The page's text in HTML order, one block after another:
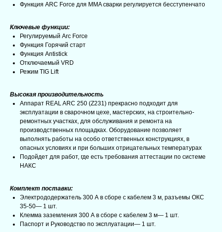
Функция ARC Force для MMA сварки регулируется бесступенчато
Ключевые функции:
Регулируемый Arc Force
Функция Горячий старт
Функция Antistick
Отключаемый VRD
Режим TIG Lift
Высокая производительность
Аппарат REAL ARC 250 (Z231) прекрасно подходит для
эксплуатации в сварочном цехе, мастерских, на строительно-
ремонтных участках, для обслуживания и ремонта на
производственных площадках. Оборудование позволяет
выполнять работы на особо ответственных конструкциях, в
опасных условиях и при больших отрицательных температурах
Подойдет для работ, где есть требования аттестации по системе
НАКС
Комплект поставки:
Электрододержатель 300 А в сборе с кабелем 3 м, разъемы ОКС
35-50— 1 шт.
Клемма заземления 300 А в сборе с кабелем 3 м— 1 шт.
Паспорт и Руководство по эксплуатации— 1 шт.